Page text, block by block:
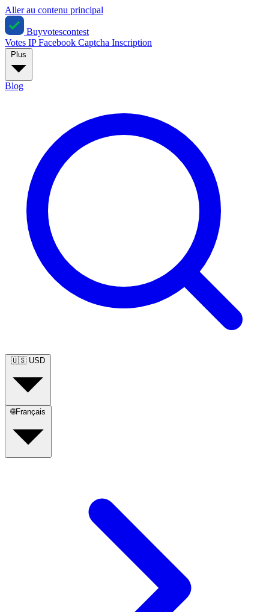
Aller au contenu principal
Buyvotescontest
Votes IPFacebook Captcha Inscription
Blog
🇺🇸 USD
🌐Français